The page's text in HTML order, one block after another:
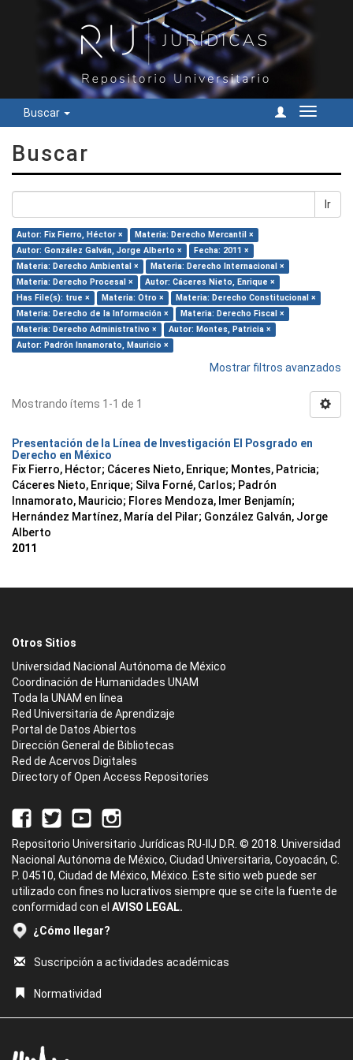
Buscar
Cambiar
Buscar
Ir
Autor: Fix Fierro, Héctor ×
Materia: Derecho Mercantil ×
Autor: González Galván, Jorge Alberto ×
Fecha: 2011 ×
Materia: Derecho Ambiental ×
Materia: Derecho Internacional ×
Materia: Derecho Procesal ×
Autor: Cáceres Nieto, Enrique ×
Has File(s): true ×
Materia: Otro ×
Materia: Derecho Constitucional ×
Materia: Derecho de la Información ×
Materia: Derecho Fiscal ×
Materia: Derecho Administrativo ×
Autor: Montes, Patricia ×
Autor: Padrón Innamorato, Mauricio ×
Mostrar filtros avanzados
Mostrando ítems 1-1 de 1
Presentación de la Línea de Investigación El Posgrado en
Derecho en México
Fix Fierro, Héctor; Cáceres Nieto, Enrique; Montes, Patricia;
Cáceres Nieto, Enrique; Silva Forné, Carlos; Padrón
Innamorato, Mauricio; Flores Mendoza, Imer Benjamín;
Hernández Martínez, María del Pilar; González Galván, Jorge
Alberto
2011
Otros Sitios
Universidad Nacional Autónoma de México
Coordinación de Humanidades UNAM
Toda la UNAM en línea
Red Universitaria de Aprendizaje
Portal de Datos Abiertos
Dirección General de Bibliotecas
Red de Acervos Digitales
Directory of Open Access Repositories
Repositorio Universitario Jurídicas RU-IIJ D.R. © 2018. Universidad
Nacional Autónoma de México, Ciudad Universitaria, Coyoacán, C.
P. 04510, Ciudad de México, México. Este sitio web puede ser
utilizado con fines no lucrativos siempre que se cite la fuente de
conformidad con el AVISO LEGAL.
¿Cómo llegar?
Suscripción a actividades académicas
Normatividad